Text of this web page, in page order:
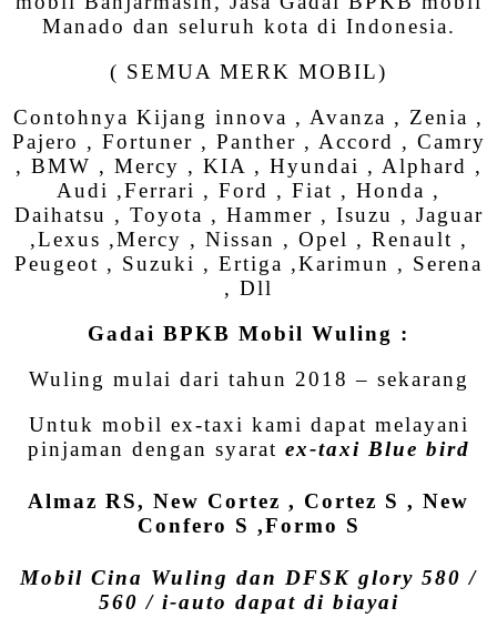
Manado dan seluruh kota di Indonesia.
( SEMUA MERK MOBIL)
Contohnya Kijang innova , Avanza , Zenia ,
Pajero , Fortuner , Panther , Accord , Camry
, BMW , Mercy , KIA , Hyundai , Alphard ,
Audi ,Ferrari , Ford , Fiat , Honda ,
Daihatsu , Toyota , Hammer , Isuzu , Jaguar
,Lexus ,Mercy , Nissan , Opel , Renault ,
Peugeot , Suzuki , Ertiga ,Karimun , Serena
, Dll
Gadai BPKB Mobil Wuling :
Wuling mulai dari tahun 2018 – sekarang
Untuk mobil ex-taxi kami dapat melayani
pinjaman dengan syarat ex-taxi Blue bird
Almaz RS, New Cortez , Cortez S , New
Confero S ,Formo S
Mobil Cina Wuling dan DFSK glory 580 /
560 / i-auto dapat di biayai